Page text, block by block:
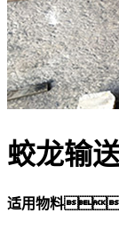
蛟龙输
适用物料